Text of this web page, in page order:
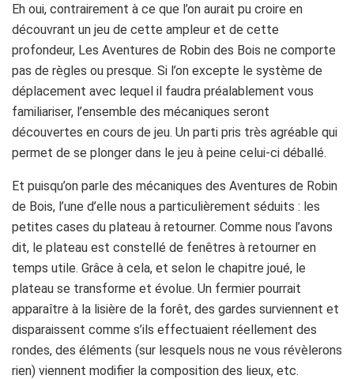
Eh oui, contrairement à ce que l’on aurait pu croire en
découvrant un jeu de cette ampleur et de cette
profondeur, Les Aventures de Robin des Bois ne comporte
pas de règles ou presque. Si l’on excepte le système de
déplacement avec lequel il faudra préalablement vous
familiariser, l’ensemble des mécaniques seront
découvertes en cours de jeu. Un parti pris très agréable qui
permet de se plonger dans le jeu à peine celui-ci déballé.
Et puisqu’on parle des mécaniques des Aventures de Robin
de Bois, l’une d’elle nous a particulièrement séduits : les
petites cases du plateau à retourner. Comme nous l’avons
dit, le plateau est constellé de fenêtres à retourner en
temps utile. Grâce à cela, et selon le chapitre joué, le
plateau se transforme et évolue. Un fermier pourrait
apparaître à la lisière de la forêt, des gardes surviennent et
disparaissent comme s’ils effectuaient réellement des
rondes, des éléments (sur lesquels nous ne vous révèlerons
rien) viennent modifier la composition des lieux, etc.